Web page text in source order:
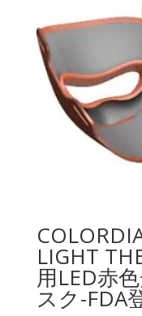
LIGHT
用LED赤
スク-FDA